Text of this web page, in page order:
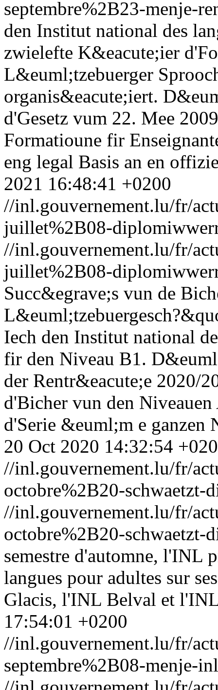
septembre%2B23-menje-
den Institut national des
zwielefte K&eacute;ier
L&euml;tzebuerger
organis&eacute;iert.
d'Gesetz vum 22. Mee
Formatioune fir
eng legal Basis an en
2021 16:48:41 +0200
//inl.gouvernement.lu/fr/
juillet%2B08-
//inl.gouvernement.lu/fr/
juillet%2B08-
Succ&egrave;s vun de
Iech den Institut national
fir den Niveau B1.
der Rentr&eacute;e 2020/
d'Bicher vun den
d'Serie &euml;m e ganzen
20 Oct 2020 14:32:54
//inl.gouvernement.lu/fr/
octobre%2B20-schwaetzt-
//inl.gouvernement.lu/fr/
octobre%2B20-schwaetzt-
semestre d'automne, l'INL
langues pour adultes sur
Glacis, l'INL Belval et
17:54:01 +0200
//inl.gouvernement.lu/fr/
septembre%2B08-menje-